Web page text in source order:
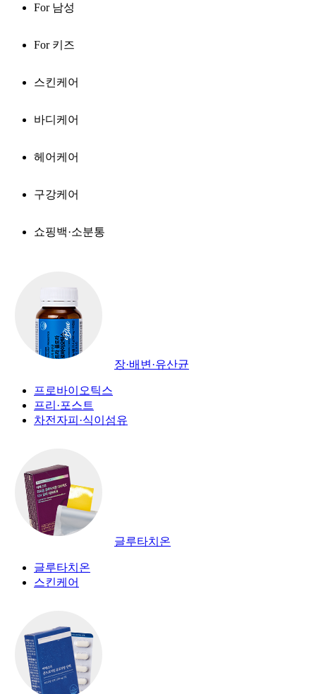
For 남성
For 키즈
스킨케어
바디케어
헤어케어
구강케어
쇼핑백·소분통
장·배변·유산균
프로바이오틱스
프리·포스트
차전자피·식이섬유
글루타치온
글루타치온
스킨케어